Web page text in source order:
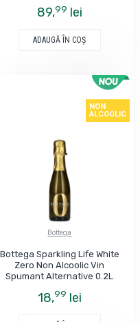
89,99 lei
ADAUGĂ ÎN COŞ
NON
ALCOOLIC
Bottega
Bottega Sparkling Life White
Zero Non Alcoolic Vin
Spumant Alternative 0.2L
18,99 lei